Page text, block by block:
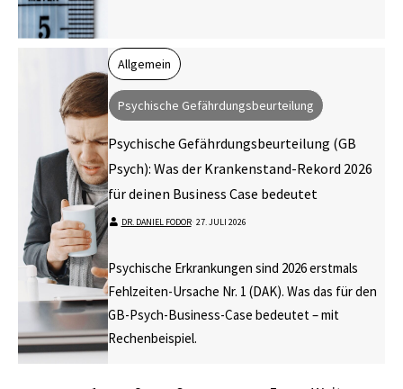
Allgemein
Psychische Gefährdungsbeurteilung
Psychische Gefährdungsbeurteilung (GB
Psych): Was der Krankenstand-Rekord 2026
für deinen Business Case bedeutet
DR. DANIEL FODOR⋅ 27. JULI 2026
Psychische Erkrankungen sind 2026 erstmals
Fehlzeiten-Ursache Nr. 1 (DAK). Was das für den
GB-Psych-Business-Case bedeutet – mit
Rechenbeispiel.